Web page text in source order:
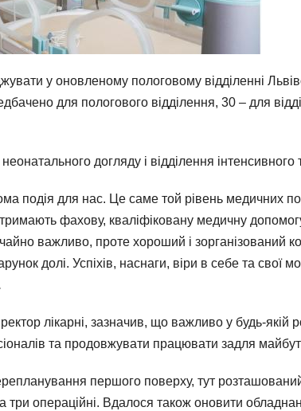
у оновленому пологовому відділенні
для пологового відділення, 30 – для
догляду і відділення
подія для нас. Це саме той рівень медичних
фахову, кваліфіковану медичну
важливо, проте хороший і зорганізований
долі. Успіхів, наснаги, віри в себе та свої
лікарні, зазначив, що важливо у будь-якій
та продовжувати працювати задля
першого поверху, тут
три операційні. Вдалося також оновити